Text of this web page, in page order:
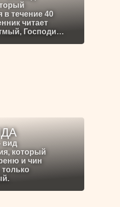
в течение 40
читает
Господи…
вид
который
и чин
только